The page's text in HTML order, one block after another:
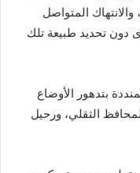
المتواصل
دون تحديد طبيعة تلك
بتدهور الأوضاع
الثقلي، ورحيل